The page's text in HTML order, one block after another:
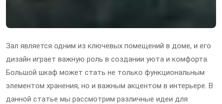
Зал является одним из ключевых помещений в доме, и его
дизайн играет важную роль в создании уюта и комфорта.
Большой шкаф может стать не только функциональным
элементом хранения, но и важным акцентом в интерьере. В
данной статье мы рассмотрим различные идеи для